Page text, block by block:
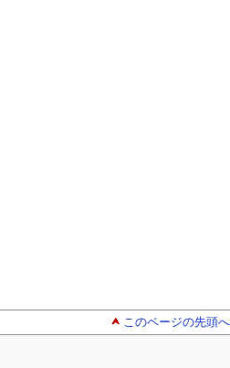
このページの先頭へ